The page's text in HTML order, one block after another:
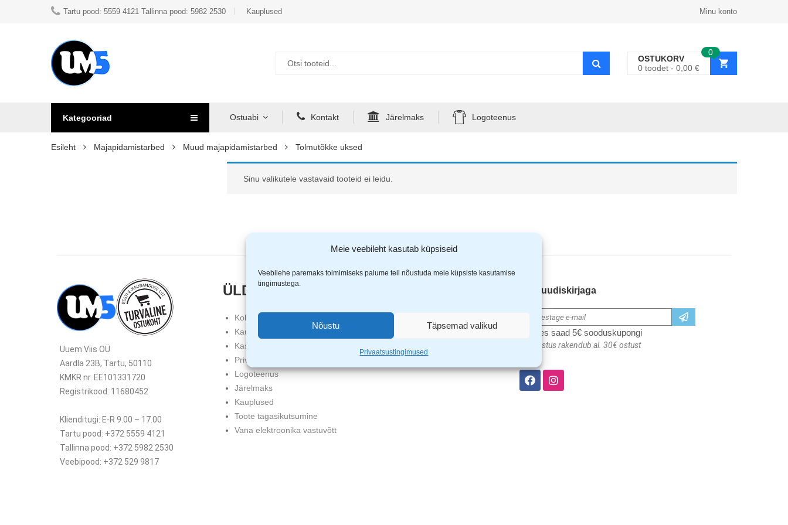
Meie veebileht kasutab küpsiseid
Veebilehe paremaks toimimiseks palume teil nõustuda meie küpsiste kasutamise
tingimustega.
Nõustu Täpsemad valikud
Privaatsustingimused
Tartu pood: 5559 4121 Tallinna pood: 5982 2530 Kauplused Minu konto
0
OSTUKORV
0 toodet 0,00 €
Kategooriad Ostuabi Kontakt Järelmaks Logoteenus
Esileht Majapidamistarbed Muud majapidamistarbed Tolmutõkke uksed
Sinu valikutele vastavaid tooteid ei leidu.
Uuem Viis OÜ
Aardla 23B, Tartu, 50110
KMKR nr. EE101331720
Registrikood: 11680452
Klienditugi: E-R 9.00 – 17.00
Tartu pood: +372 5559 4121
Tallinna pood: +372 5982 2530
Veebipood: +372 529 9817
ÜLDTEAVE
Kohaletoimetamine
Kauba tagastamine
Kasutustingimused
Privaatsustingimused
Logoteenus
Järelmaks
Kauplused
Toote tagasikutsumine
Vana elektroonika vastuvõtt
Tellimused
Allalaadimised
Liitu uudiskirjaga
Liitudes saad 5€ sooduskupongi
soodustus rakendub al. 30€ ostust